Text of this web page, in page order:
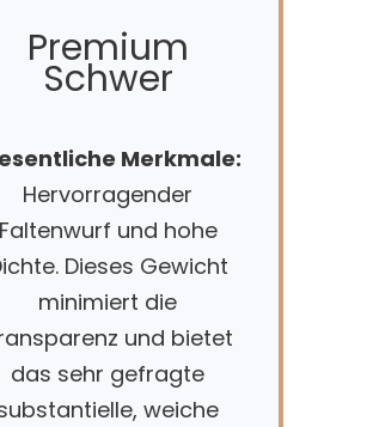
Premium
Schwer
Merkmale:
Hervorragender
und hohe
Dieses Gewicht
minimiert die
und bietet
das sehr gefragte
weiche